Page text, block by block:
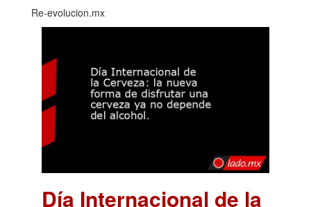
Re-evolucion.mx
Día Internacional de la